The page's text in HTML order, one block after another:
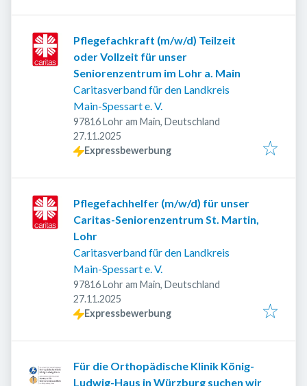
Pflegefachkraft (m/w/d) Teilzeit
oder Vollzeit für unser
Seniorenzentrum im Lohr a. Main
Caritasverband für den Landkreis
Main-Spessart e. V.
97816 Lohr am Main, Deutschland
Veröffentlicht
27.11.2025
Expressbewerbung
Pflegefachhelfer (m/w/d) für unser
Caritas-Seniorenzentrum St. Martin,
Lohr
Caritasverband für den Landkreis
Main-Spessart e. V.
97816 Lohr am Main, Deutschland
Veröffentlicht
27.11.2025
Expressbewerbung
Für die Orthopädische Klinik König-
Ludwig-Haus in Würzburg suchen wir